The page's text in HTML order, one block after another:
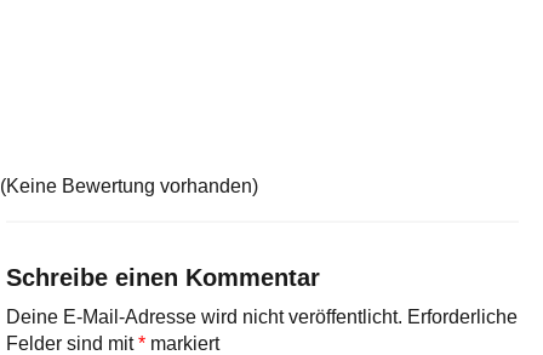
(Keine Bewertung vorhanden)
Schreibe einen Kommentar
Deine E-Mail-Adresse wird nicht veröffentlicht. Erforderliche
Felder sind mit*markiert